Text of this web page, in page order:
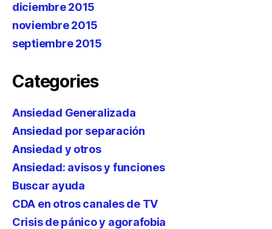
diciembre 2015
noviembre 2015
septiembre 2015
Categories
Ansiedad Generalizada
Ansiedad por separación
Ansiedad y otros
Ansiedad: avisos y funciones
Buscar ayuda
CDA en otros canales de TV
Crisis de pánico y agorafobia